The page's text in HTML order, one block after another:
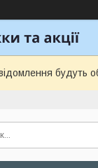
будуть